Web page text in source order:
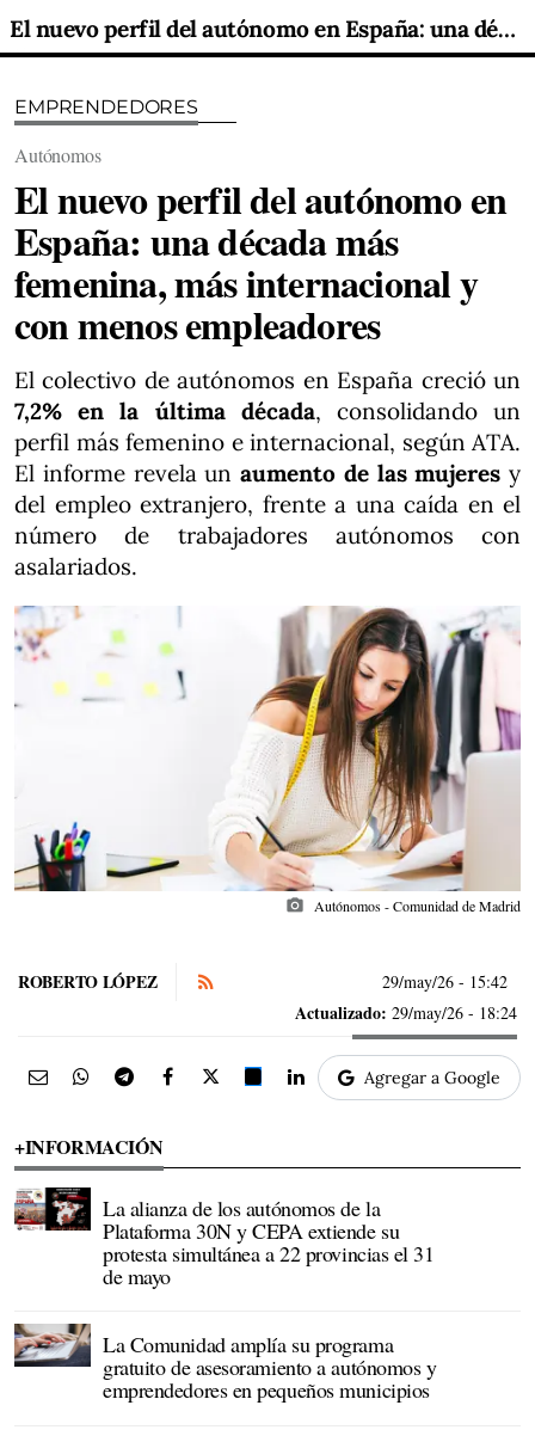
El nuevo perfil del autónomo en España: una década más femenina, más internacional y con menos empleadores
EMPRENDEDORES
Autónomos
El nuevo perfil del autónomo en
España: una década más
femenina, más internacional y
con menos empleadores
El colectivo de autónomos en España creció un
7,2% en la última década, consolidando un
perfil más femenino e internacional, según ATA.
El informe revela un aumento de las mujeres y
del empleo extranjero, frente a una caída en el
número de trabajadores autónomos con
asalariados.
photo_camera Autónomos - Comunidad de Madrid
ROBERTO LÓPEZ 29/may/26 - 15:42
Actualizado: 29/may/26 - 18:24
Agregar a Google
+INFORMACIÓN
La alianza de los autónomos de la
Plataforma 30N y CEPA extiende su
protesta simultánea a 22 provincias el 31
de mayo
La Comunidad amplía su programa
gratuito de asesoramiento a autónomos y
emprendedores en pequeños municipios